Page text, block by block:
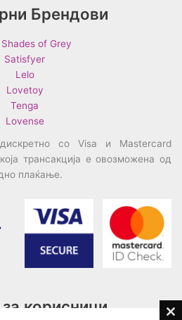
Брендови
of Grey
Satisfyer
Lelo
Lovetoy
Tenga
Lovense
со Visa и Mastercard
трансакција е овозможена од
плаќање.
корисници